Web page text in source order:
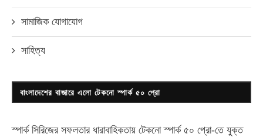
সামাজিক যোগাযোগ
সাহিত্য
বাংলাদেশের বাজারে এলো টেকনো স্পার্ক ৫০ প্রো
স্পার্ক সিরিজের সফলতার ধারাবাহিকতায় টেকনোস্পার্ক ৫০ প্রো-তে যুক্ত